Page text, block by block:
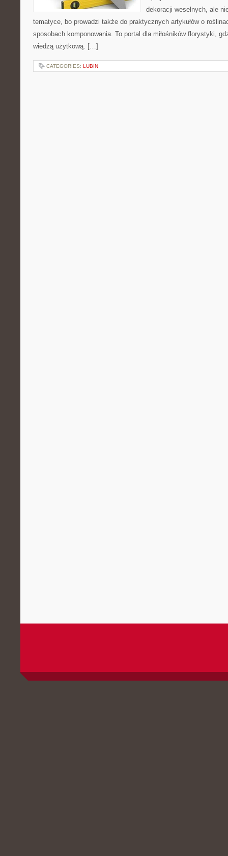
dekoracji weselnych, ale
tematyce, bo prowadzi także do praktycznych artykułów o
sposobach komponowania. To portal dla miłośników florystyki,
wiedzą użytkową. […]
CATEGORIES: LUBIN